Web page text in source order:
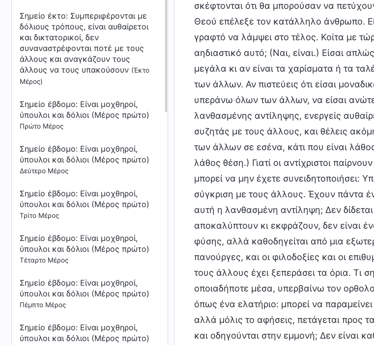
Σημείο έκτο: Συμπεριφέρονται με
δόλιους τρόπους, είναι αυθαίρετοι
και δικτατορικοί, δεν
συναναστρέφονται ποτέ με τους
άλλους και αναγκάζουν τους
άλλους να τους υπακούσουν (Έκτο
Μέρος)
Σημείο έβδομο: Είναι μοχθηροί,
ύπουλοι και δόλιοι (Μέρος πρώτο)
Πρώτο Μέρος
Σημείο έβδομο: Είναι μοχθηροί,
ύπουλοι και δόλιοι (Μέρος πρώτο)
Δεύτερο Μέρος
Σημείο έβδομο: Είναι μοχθηροί,
ύπουλοι και δόλιοι (Μέρος πρώτο)
Τρίτο Μέρος
Σημείο έβδομο: Είναι μοχθηροί,
ύπουλοι και δόλιοι (Μέρος πρώτο)
Τέταρτο Μέρος
Σημείο έβδομο: Είναι μοχθηροί,
ύπουλοι και δόλιοι (Μέρος πρώτο)
Πέμπτο Μέρος
Σημείο έβδομο: Είναι μοχθηροί,
ύπουλοι και δόλιοι (Μέρος πρώτο)
σκέφτονται ότι θα μπορούσαν να
Θεού επέλεξε τον κατάλληλο άνθρωπο.
γραφτό να λάμψει στο τέλος. Κοίτα με
αηδιαστικό αυτό; (Ναι, είναι.) Είσαι
μεγάλα κι αν είναι τα χαρίσματα ή τα
των άλλων. Αν πιστεύεις ότι είσαι
υπεράνω όλων των άλλων, να είσαι
λανθασμένης αντίληψης, ενεργείς
συζητάς με τους άλλους, και θέλεις
των άλλων σε εσένα, κάτι που είναι
λάθος θέση.) Γιατί οι αντίχριστοι
μπορεί να μην έχετε συνειδητοποιήσει:
σύγκριση με τους άλλους. Έχουν πάντα
αυτή η λανθασμένη αντίληψη; Δεν
αποκαλύπτουν κι εκφράζουν, δεν είναι
φύσης, αλλά καθοδηγείται από μια
πανούργες, και οι φιλοδοξίες και οι
τους άλλους έχει ξεπεράσει τα όρια. Τι
οποιαδήποτε μέσα, υπερβαίνω τον
όπως ένα ελατήριο: μπορεί να
αλλά μόλις το αφήσεις, πετάγεται προς
και οδηγούνται στην εμμονή; Δεν είναι